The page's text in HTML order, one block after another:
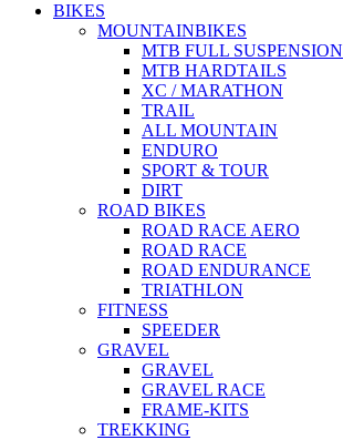
BIKES
MOUNTAINBIKES
MTB FULL SUSPENSION
MTB HARDTAILS
XC / MARATHON
TRAIL
ALL MOUNTAIN
ENDURO
SPORT & TOUR
DIRT
ROAD BIKES
ROAD RACE AERO
ROAD RACE
ROAD ENDURANCE
TRIATHLON
FITNESS
SPEEDER
GRAVEL
GRAVEL
GRAVEL RACE
FRAME-KITS
TREKKING